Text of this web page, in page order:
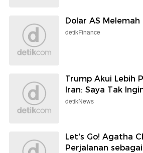
Dolar AS Melemah
detikFinance
Trump Akui Lebih
Iran: Saya Tak
detikNews
Let's Go! Agatha
Perjalanan